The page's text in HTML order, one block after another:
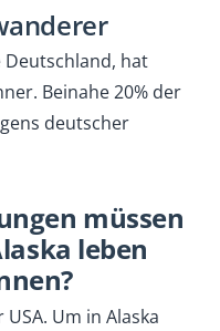
Deutschland, hat
Beinahe 20% der
deutscher
müssen
leben
Um in Alaska